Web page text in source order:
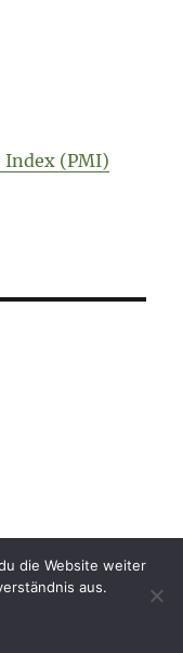
Index (PMI)
die Website weiter
aus.